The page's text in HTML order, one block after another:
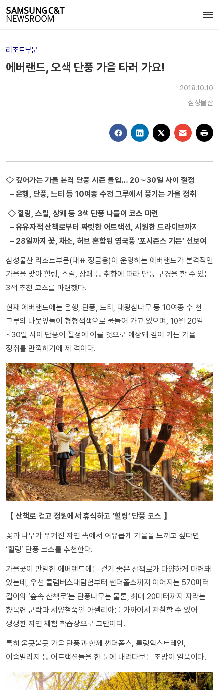
리조트부문
에버랜드, 오색 단풍 가을 타러 가요!
2018.10.10
삼성물산
◇ 깊어가는 가을 본격 단풍 시즌 돌입… 20∼30일 사이 절정
– 은행, 단풍, 느티 등 10여종 수천 그루에서 풍기는 가을 정취
◇ 힐링, 스릴, 상쾌 등 3색 단풍 나들이 코스 마련
– 유유자적 산책로부터 짜릿한 어트랙션, 시원한 드라이브까지
– 28일까지 꽃, 채소, 허브 혼합된 영국풍 ‘포시즌스 가든’ 선보여
삼성물산 리조트부문(대표 정금용)이 운영하는 에버랜드가 본격적인
가을을 맞아 힐링, 스릴, 상쾌 등 취향에 따라 단풍 구경을 할 수 있는
3색 추천 코스를 마련했다.
현재 에버랜드에는 은행, 단풍, 느티, 대왕참나무 등 10여종 수 천
그루의 나뭇잎들이 형형색색으로 물들어 가고 있으며, 10월 20일
~30일 사이 단풍이 절정에 이를 것으로 예상돼 깊어 가는 가을
정취를 만끽하기에 제 격이다.
【 산책로 걷고 정원에서 휴식하고 ‘힐링’ 단풍 코스 】
꽃과 나무가 우거진 자연 속에서 여유롭게 가을을 느끼고 싶다면
‘힐링’ 단풍 코스를 추천한다.
가을꽃이 만발한 에버랜드에는 걷기 좋은 산책로가 다양하게 마련돼
있는데, 우선 콜럼버스대탐험부터 썬더폴스까지 이어지는 570미터
길이의 ‘숲속 산책로’는 단풍나무는 물론, 최대 20미터까지 자라는
향목련 군락과 서양철쭉인 아젤리아를 가까이서 관찰할 수 있어
생생한 자연 체험 학습장으로 그만이다.
특히 울긋불긋 가을 단풍과 함께 썬더폴스, 롤링엑스트레인,
이솝빌리지 등 어트랙션들을 한 눈에 내려다보는 조망이 일품이다.